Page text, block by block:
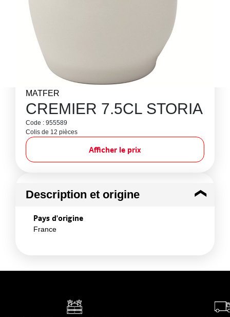
MATFER
CREMIER 7.5CL STORIA
Code : 955589
Colis de 12 pièces
Afficher le prix
Description et origine
Pays d'origine
France